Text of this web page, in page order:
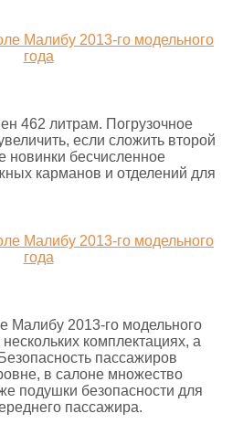
462 литрам. Погрузочное
если сложить второй
новинки бесчисленное
карманов и отделений для
Малибу 2013-го модельного
комплектациях, а
пассажиров
в салоне множество
подушки безопасности для
пассажира.